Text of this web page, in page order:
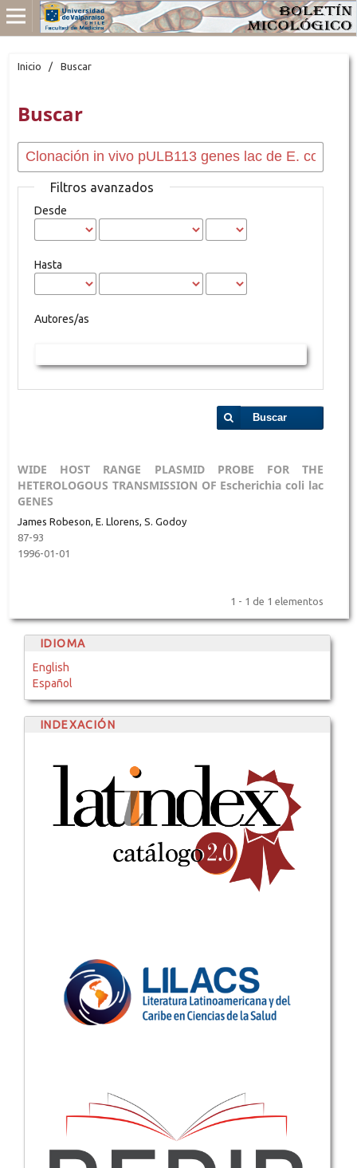
Inicio / Buscar
Buscar
Filtros avanzados
Desde
Hasta
Autores/as
Buscar
WIDE HOST RANGE PLASMID PROBE FOR THE
HETEROLOGOUS TRANSMISSION OF Escherichia coli lac
GENES
James Robeson, E. Llorens, S. Godoy
87-93
1996-01-01
1 - 1 de 1 elementos
IDIOMA
English
Español
INDEXACIÓN